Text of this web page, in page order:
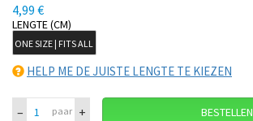
4,99 €
LENGTE (CM)
ONE SIZE | FITS ALL
HELP ME DE JUISTE LENGTE TE KIEZEN
– paar + BESTELLEN